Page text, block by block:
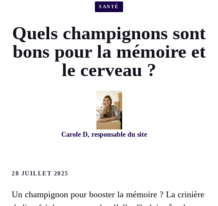
SANTÉ
Quels champignons sont
bons pour la mémoire et
le cerveau ?
Carole D, responsable du site
28 JUILLET 2025
Un champignon pour booster la mémoire ? La crinière